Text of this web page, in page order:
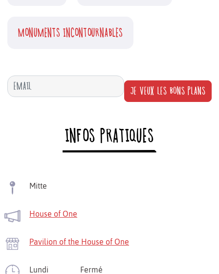
MONUMENTS INCONTOURNABLES
JE VEUX LES BONS PLANS
INFOS PRATIQUES
Mitte
House of One
Pavilion of the House of One
Lundi Fermé